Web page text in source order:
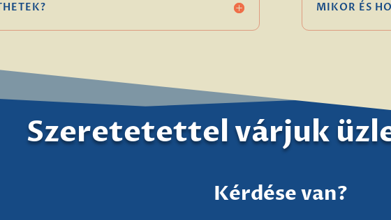
MIKOR ÉS
Szeretetettel várjuk
Kérdése van?